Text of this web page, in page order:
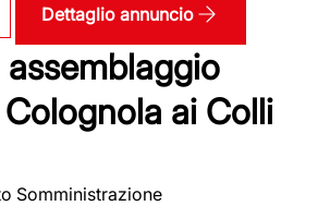
Dettaglio annuncio
ai Colli
Somministrazione